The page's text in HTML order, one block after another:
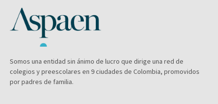
Somos una entidad sin ánimo de lucro que dirige una red de
colegios y preescolares en 9 ciudades de Colombia, promovidos
por padres de familia.